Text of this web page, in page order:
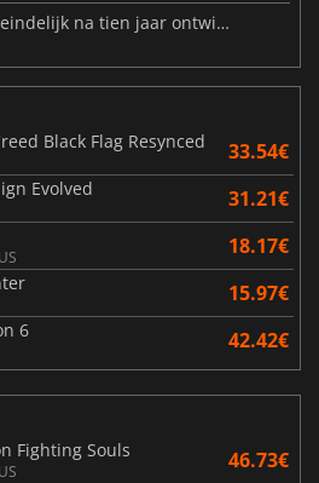
Vahrin's Call verschijnt eindelijk na tien jaar ontwikkeling
Black Flag Resynced
33.54€
Evolved 31.21€
18.17€
15.97€
6 42.42€
Fighting Souls
46.73€